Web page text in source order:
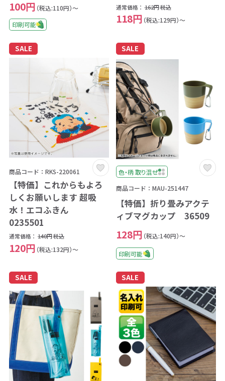
100円 （税込:110円）～
印刷可能
通常価格： 162円税込
118円 （税込:129円）～
SALE
商品コード：RKS-220061
【特価】これからもよろ
しくお願いします 超吸
水！エコふきん
0235501
通常価格： 140円税込
120円 （税込:132円）～
SALE
色・柄 取り混ぜ
商品コード：MAU-251447
【特価】折り畳みアクテ
ィブマグカップ 36509
128円 （税込:140円）～
印刷可能
SALE SALE